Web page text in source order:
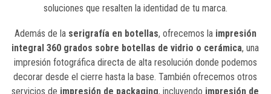
soluciones que resalten la identidad de tu marca.
Además de la serigrafía en botellas, ofrecemos la impresión
integral 360 grados sobre botellas de vidrio o cerámica, una
impresión fotográfica directa de alta resolución donde podemos
decorar desde el cierre hasta la base. También ofrecemos otros
servicios de impresión de packaging, incluyendo impresión de